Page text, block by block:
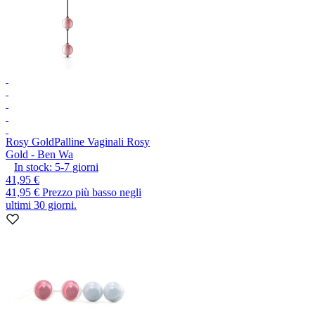
Rosy GoldPalline Vaginali Rosy
Gold - Ben Wa
In stock: 5-7 giorni
41,95 €
41,95 € Prezzo più basso negli
ultimi 30 giorni.